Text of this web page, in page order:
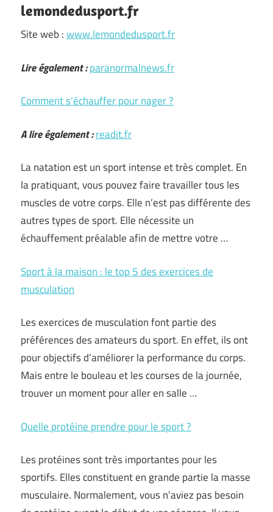
lemondedusport.fr
Site web :www.lemondedusport.fr
Lire également :paranormalnews.fr
Comment s’échauffer pour nager ?
A lire également :readit.fr
La natation est un sport intense et très complet. En
la pratiquant, vous pouvez faire travailler tous les
muscles de votre corps. Elle n’est pas différente des
autres types de sport. Elle nécessite un
échauffement préalable afin de mettre votre …
Sport à la maison : le top 5 des exercices de
musculation
Les exercices de musculation font partie des
préférences des amateurs du sport. En effet, ils ont
pour objectifs d’améliorer la performance du corps.
Mais entre le bouleau et les courses de la journée,
trouver un moment pour aller en salle …
Quelle protéine prendre pour le sport ?
Les protéines sont très importantes pour les
sportifs. Elles constituent en grande partie la masse
musculaire. Normalement, vous n’aviez pas besoin